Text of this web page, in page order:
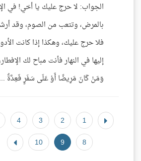
الجواب: لا حرج عليك يا أخي! في
بالمرض، وتتعب من الصوم، وقد
فلا حرج عليك، وهكذا إذا كانت
إليها في النهار فأنت مباح لك
وَمَنْ كَانَ مَرِيضًا أَوْ عَلَى سَفَرٍ فَعِدَّةٌ ...
1
2
3
4
8
9
10